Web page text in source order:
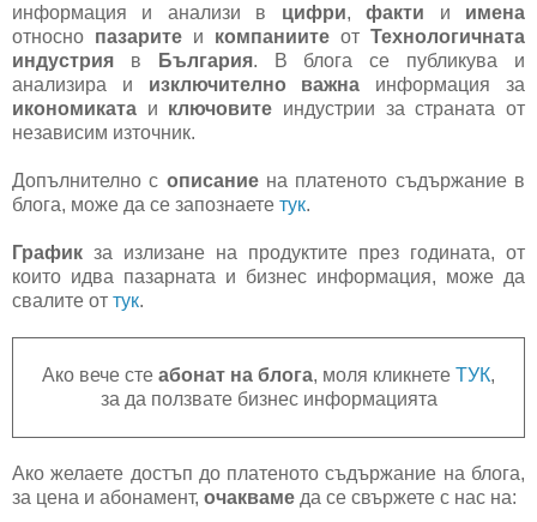
информация и анализи в цифри,факти и имена
относно пазарите и компаниите от Технологичната
индустрия в България. В блога се публикува и
анализира и изключително важна информация за
икономиката и ключовите индустрии за страната от
независим източник.
Допълнително с описание на платеното съдържание в
блога, може да се запознаете тук.
График за излизане на продуктите през годината, от
които идва пазарната и бизнес информация, може да
свалите от тук.
Ако вече сте абонат на блога, моля кликнете ТУК,
за да ползвате бизнес информацията
Ако желаете достъп до платеното съдържание на блога,
за цена и абонамент, очакваме да се свържете с нас на: